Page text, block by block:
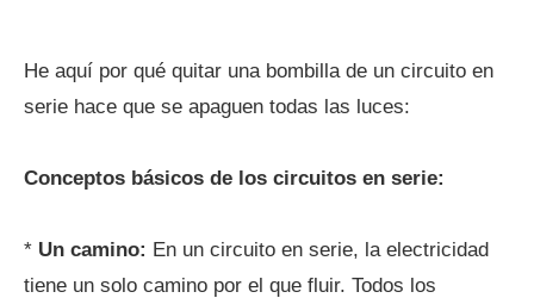
He aquí por qué quitar una bombilla de un circuito en
serie hace que se apaguen todas las luces:
Conceptos básicos de los circuitos en serie:
* Un camino: En un circuito en serie, la electricidad
tiene un solo camino por el que fluir. Todos los